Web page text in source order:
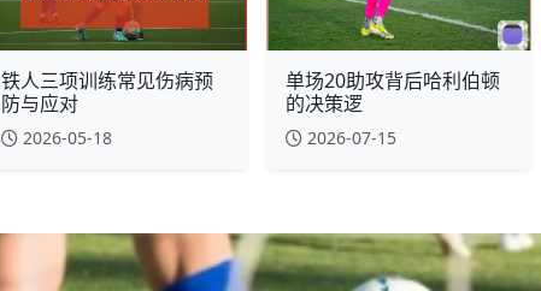
铁人三项训练常见伤病预
防与应对
2026-05-18
单场20助攻背后哈利伯顿
的决策逻
2026-07-15